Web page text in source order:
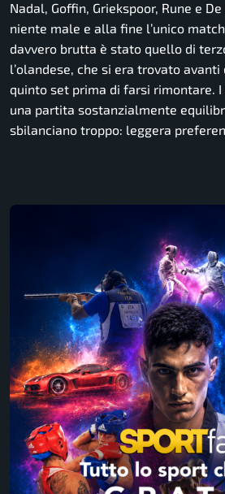
Nadal, Goffin, Griekspoor, Rune e
niente male e alla fine l’unico
davvero brutta è stato quello di
l’olandese, che si era trovato avanti
quinto set prima di farsi rimontare. I
una partita sostanzialmente
sbilanciano troppo: leggera